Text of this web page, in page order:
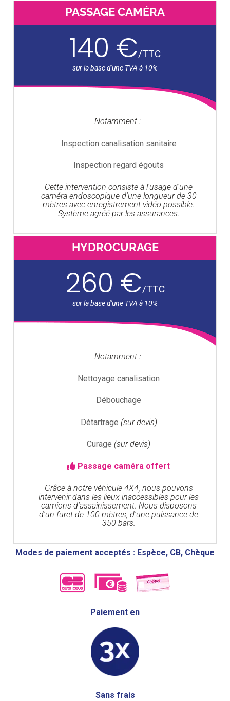
PASSAGE CAMÉRA
140 €/TTC
Notamment :
Inspection canalisation sanitaire
Inspection regard égouts
Cette intervention consiste à l'usage d'une
caméra endoscopique d'une longueur de 30
mètres avec enregistrement vidéo possible.
Système agréé par les assurances.
HYDROCURAGE
260 €/TTC
Notamment :
Nettoyage canalisation
Débouchage
Détartrage (sur devis)
Curage (sur devis)
Passage caméra offert
Grâce à notre véhicule 4X4, nous pouvons
intervenir dans les lieux inaccessibles pour les
camions d'assainissement. Nous disposons
d'un furet de 100 mètres, d'une puissance de
350 bars.
Modes de paiement acceptés : Espèce, CB, Chèque
Paiement en
Sans frais